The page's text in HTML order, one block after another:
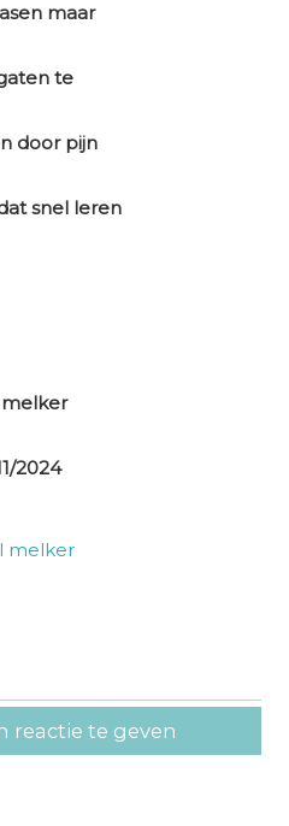
maar
te
door pijn
snel leren
2024
melker
reactie te geven